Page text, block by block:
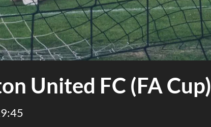
United FC (FA Cup)